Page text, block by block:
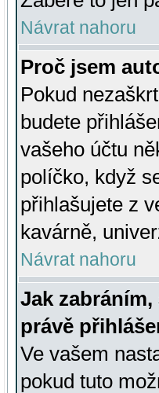
Návrat nahoru
Proč jsem
Pokud
budete
vašeho účtu
políčko, když
přihlašujete z
kavárně,
Návrat nahoru
Jak
právě
Ve vašem
pokud tuto